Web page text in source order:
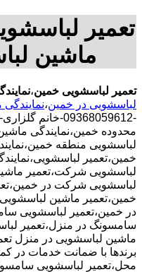
تعمیر
ماشین
تعمیر لباسشویی خمین،
لباسشویی در خمین،
-09368059612-
محدوده خمین،نمایندگی
لباسشویی منطقه
خمین،تعمیر
لباسشویی شرکت،تعمیر
لباسشویی شرکت در
خمین،تعمیر ماشین لباسشویی
در خمین،تعمیر لباسشویی
سامسونگ در منزل،تعمیر
ماشین لباسشویی در منزل
برندها با ضمانت خدمات در
محل،تعمیر لباسشویی